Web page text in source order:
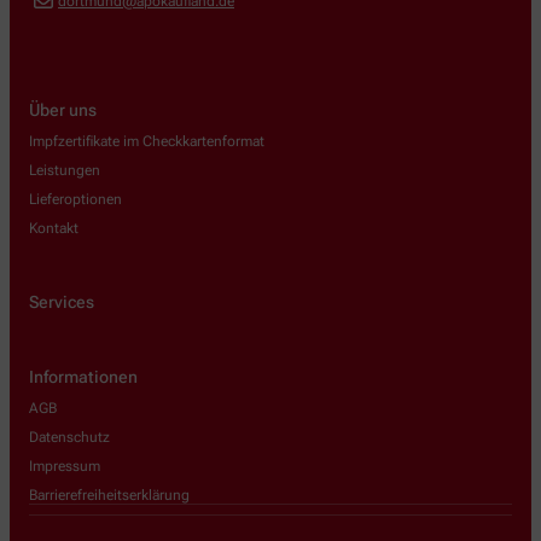
Über uns
Impfzertifikate im Checkkartenformat
Leistungen
Lieferoptionen
Kontakt
Services
Informationen
AGB
Datenschutz
Impressum
Barrierefreiheitserklärung